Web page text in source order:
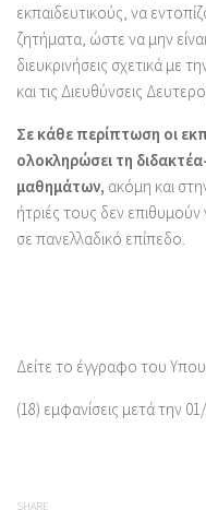
εκπαιδευτικούς, να
ζητήματα, ώστε να μην
διευκρινήσεις σχετικά με
και τις Διευθύνσεις
Σε κάθε περίπτωση οι
ολοκληρώσει τη
μαθημάτων, ακόμη και
ήτριές τους δεν
σε πανελλαδικό επίπεδο.
Δείτε το έγγραφο του
(18) εμφανίσεις μετά την
SHARE